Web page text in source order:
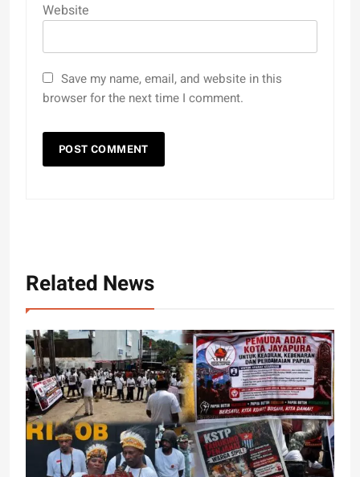
Website
Save my name, email, and website in this
browser for the next time I comment.
Related News